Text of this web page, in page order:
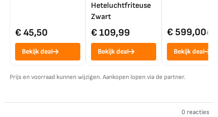
€ 45,50
Bekijk deal
Heteluchtfriteuse
Zwart
€ 109,99
Bekijk deal
€ 599,00€
Bekijk deal
Prijs en voorraad kunnen wijzigen. Aankopen lopen via de partner.
0 reacties